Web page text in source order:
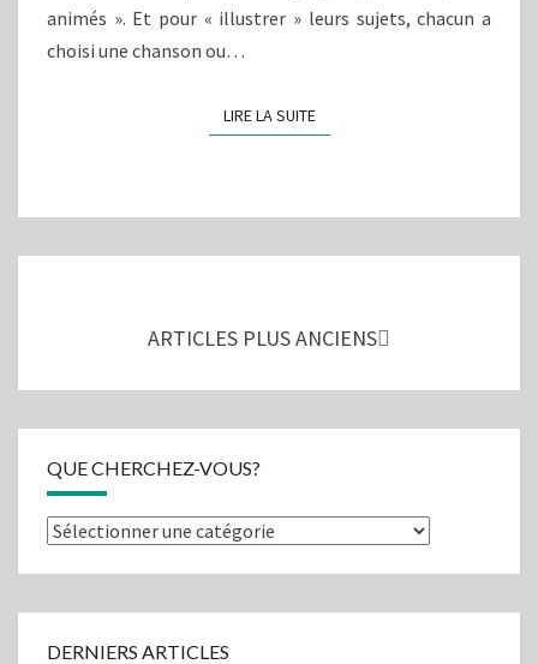
animés ». Et pour « illustrer » leurs sujets, chacun a
choisi une chanson ou…
LIRE LA SUITELIRE LA SUITE
articles
ARTICLES PLUS ANCIENS
QUE CHERCHEZ-VOUS?
Que
vous?
DERNIERS ARTICLES